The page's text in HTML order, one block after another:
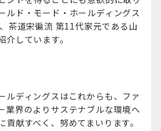
ルド・モード・ホールディングス
茶道宋徧流 第11代家元である山
しています。
ルディングスはこれからも、ファ
業界のよりサステナブルな環境へ
献すべく、努めてまいります。